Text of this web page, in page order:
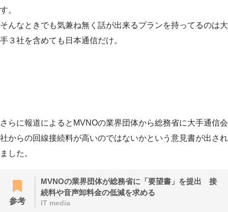
す。
そんなときでも気兼ね無く話が出来るプランを持ってるのは大
手３社を含めても日本通信だけ。
さらに報道によるとMVNOの業界団体から総務省に大手通信会
社からの回線接続料が高いのではないかという意見書が出され
ました。
参考
MVNOの業界団体が総務省に「要望書」を提出 接
続料や音声卸料金の低減を求める
IT media